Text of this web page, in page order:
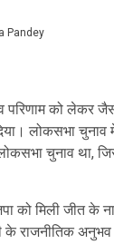
Pandey
को लेकर
लोकसभा
चुनाव था,
को मिली जीत के
के राजनीतिक